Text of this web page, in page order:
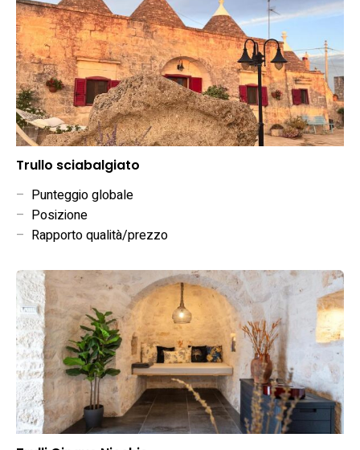
Trullo sciabalgiato
– Punteggio globale
– Posizione
– Rapporto qualità/prezzo